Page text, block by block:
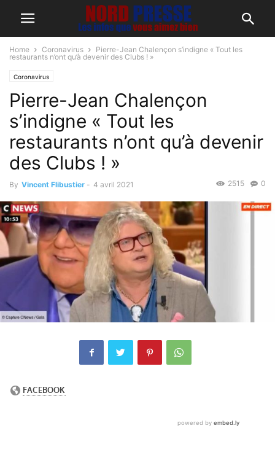
Home Coronavirus
Pierre-Jean Chalençon s’indigne « Tout les
restaurants n’ont qu’à devenir des Clubs ! »
Coronavirus
Pierre-Jean Chalençon
s’indigne « Tout les
restaurants n’ont qu’à devenir
des Clubs ! »
By Vincent Flibustier - 4 avril 2021 0
2515